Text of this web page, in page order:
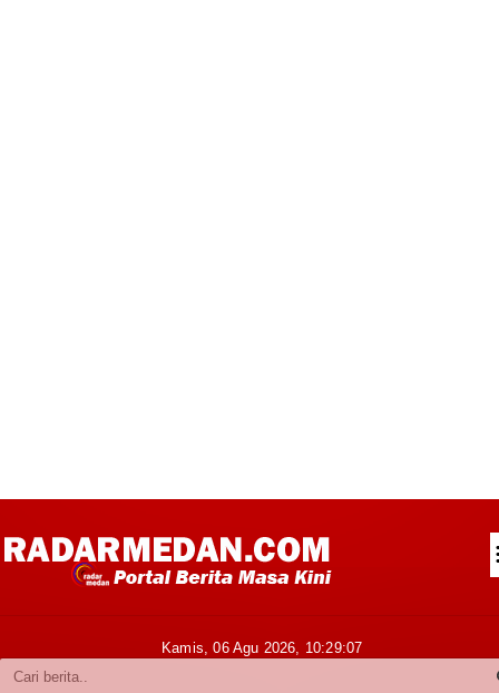
Kabupaten Karo
Kamis, 06 Agu 2026, 10:29:09